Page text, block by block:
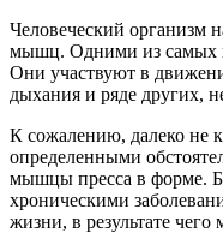
Человеческий организм
мышц. Одними из самых
Они участвуют в
дыхания и ряде других,
К сожалению, далеко не
определенными
мышцы пресса в форме.
хроническими
жизни, в результате